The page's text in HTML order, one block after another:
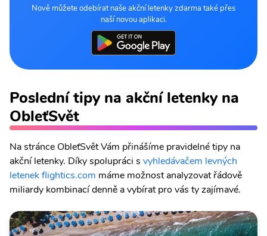
Nově můžete odebírat naše akční letenky zdarma také přes
naší novou aplikaci.
Poslední tipy na akční letenky na
ObleťSvět
Na stránce ObleťSvět Vám přinášíme pravidelné tipy na
akční letenky. Díky spolupráci s vyhledávačem levných
letenek flightics.com máme možnost analyzovat řádově
miliardy kombinací denně a vybírat pro vás ty zajímavé.